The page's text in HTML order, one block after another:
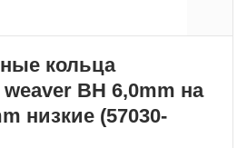
кольца
BH 6,0mm на
низкие (57030-